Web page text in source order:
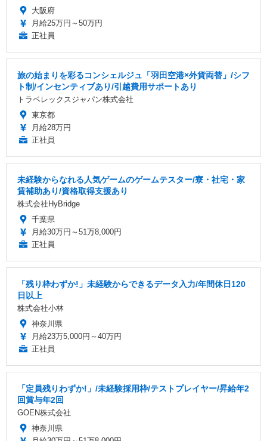
大阪府
月給25万円～50万円
正社員
旅の始まりを彩るコンシェルジュ「羽田空港×外貨両替」/シフ
ト制/インセンティブあり/引越費用サポートあり
トラベレックスジャパン株式会社
東京都
月給28万円
正社員
未経験からなれる人気ゲームのゲームテスター/寮・社宅・家
賃補助あり/資格取得支援あり
株式会社HyBridge
千葉県
月給30万円～51万8,000円
正社員
「残り枠わずか!」未経験からできるデータ入力/年間休日120
日以上
株式会社小林
神奈川県
月給23万5,000円～40万円
正社員
「定員残りわずか!」/未経験採用枠/テストプレイヤー/昇給年2
回賞与年2回
GOEN株式会社
神奈川県